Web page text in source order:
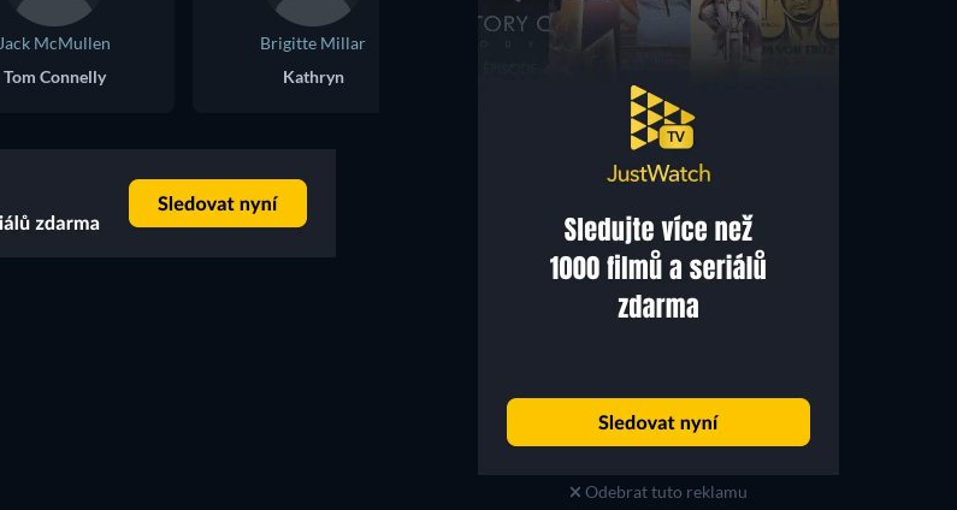
Odebrat tuto reklamu
Jack McMullen
Tom Connelly
Brigitte Millar
Kathryn
Zeb Moore
Liam O'Brien